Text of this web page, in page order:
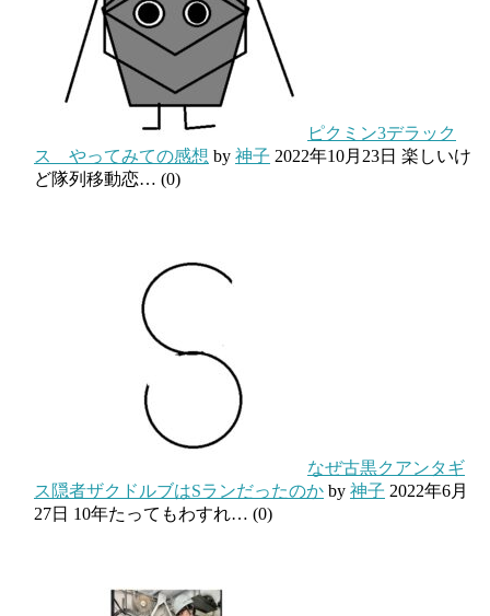
ピクミン3デラック
ス やってみての感想 by 神子 2022年10月23日 楽しいけ
ど隊列移動恋… (0)
なぜ古黒クアンタギ
ス隠者ザクドルブはSランだったのか by 神子 2022年6月
27日 10年たってもわすれ… (0)